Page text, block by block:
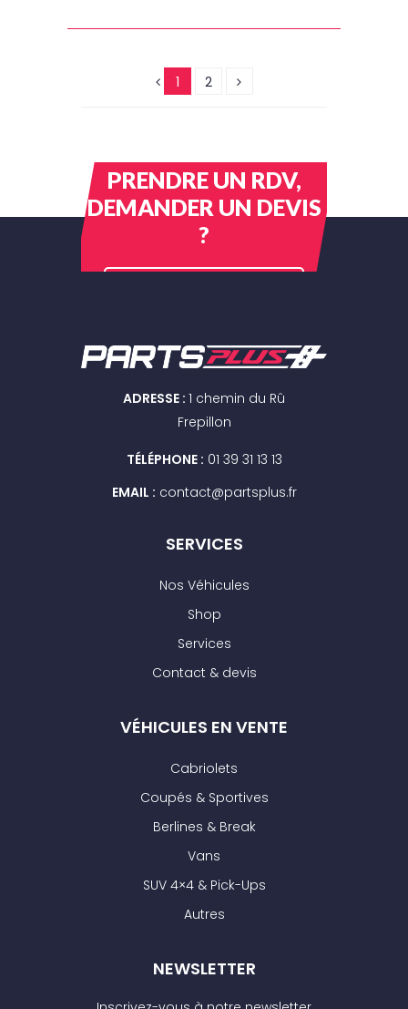
1 2
PRENDRE UN RDV,
DEMANDER UN DEVIS
?
ADRESSE : 1 chemin du Rû
Frepillon
TÉLÉPHONE : 01 39 31 13 13
EMAIL : contact@partsplus.fr
SERVICES
Nos Véhicules
Shop
Services
Contact & devis
VÉHICULES EN VENTE
Cabriolets
Coupés & Sportives
Berlines & Break
Vans
SUV 4×4 & Pick-Ups
Autres
NEWSLETTER